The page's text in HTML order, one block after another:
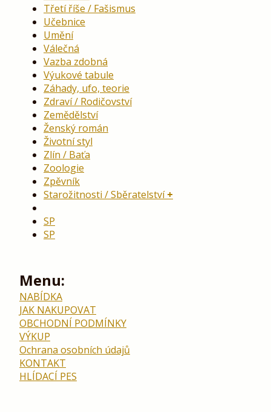
Třetí říše / Fašismus
Učebnice
Umění
Válečná
Vazba zdobná
Výukové tabule
Záhady, ufo, teorie
Zdraví / Rodičovství
Zemědělství
Ženský román
Životní styl
Zlín / Baťa
Zoologie
Zpěvník
Starožitnosti / Sběratelství
SP
SP
Menu:
NABÍDKA
JAK NAKUPOVAT
OBCHODNÍ PODMÍNKY
VÝKUP
Ochrana osobních údajů
KONTAKT
HLÍDACÍ PES